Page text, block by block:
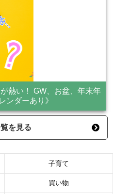
熱い！ GW、お盆、年末年
ンダーあり》
を見る
子育て
買い物